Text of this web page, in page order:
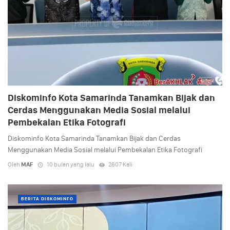
Diskominfo Kota Samarinda Tanamkan Bijak dan
Cerdas Menggunakan Media Sosial melalui
Pembekalan Etika Fotografi
Diskominfo Kota Samarinda Tanamkan Bijak dan Cerdas
Menggunakan Media Sosial melalui Pembekalan Etika Fotografi
Oleh MAF 10 bulan yang lalu 2607 Kali
BERITA DISKOMINFO